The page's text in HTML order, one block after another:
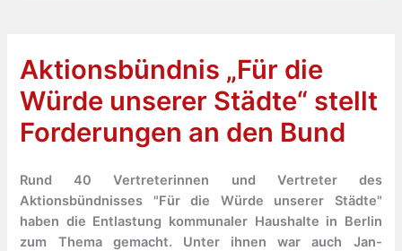
Aktionsbündnis „Für die
Würde unserer Städte“ stellt
Forderungen an den Bund
Rund 40 Vertreterinnen und Vertreter des
Aktionsbündnisses "Für die Würde unserer Städte"
haben die Entlastung kommunaler Haushalte in Berlin
zum Thema gemacht. Unter ihnen war auch Jan-